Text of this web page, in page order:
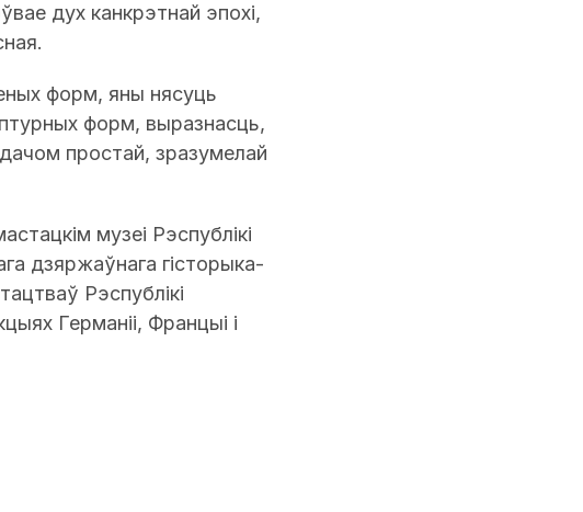
дух канкрэтнай эпохі,
форм, яны нясуць
форм, выразнасць,
простай, зразумелай
музеі Рэспублікі
дзяржаўнага гісторыка-
Рэспублікі
Германіі, Францыі і